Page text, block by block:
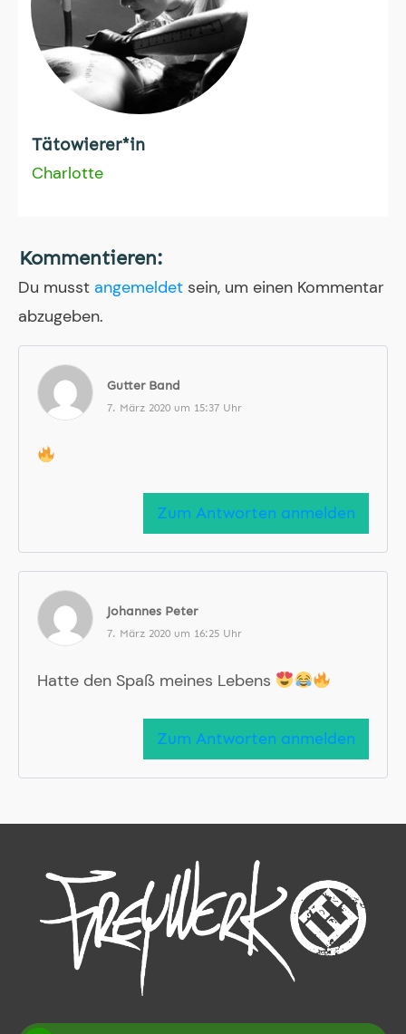
Tätowierer*in
Charlotte
Kommentieren:
Du musst angemeldet sein, um einen Kommentar
abzugeben.
Gutter Band
7. März 2020 um 15:37 Uhr
Zum Antworten anmelden
Johannes Peter
7. März 2020 um 16:25 Uhr
Hatte den Spaß meines Lebens
Zum Antworten anmelden